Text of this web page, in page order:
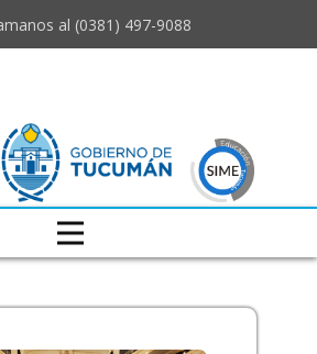
al (0381) ​497-9088